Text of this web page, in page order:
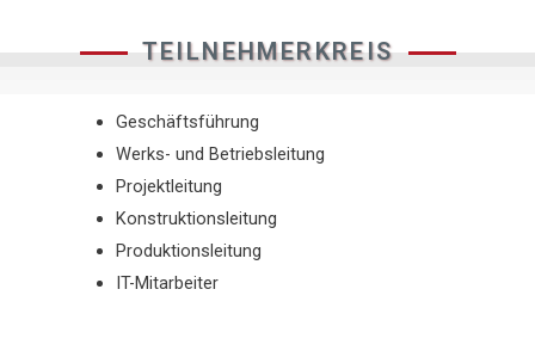
TEILNEHMERKREIS
Geschäftsführung
Werks- und Betriebsleitung
Projektleitung
Konstruktionsleitung
Produktionsleitung
IT-Mitarbeiter